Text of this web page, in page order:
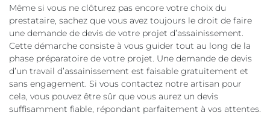
Même si vous ne clôturez pas encore votre choix du
prestataire, sachez que vous avez toujours le droit de faire
une demande de devis de votre projet d’assainissement.
Cette démarche consiste à vous guider tout au long de la
phase préparatoire de votre projet. Une demande de devis
d’un travail d’assainissement est faisable gratuitement et
sans engagement. Si vous contactez notre artisan pour
cela, vous pouvez être sûr que vous aurez un devis
suffisamment fiable, répondant parfaitement à vos attentes.